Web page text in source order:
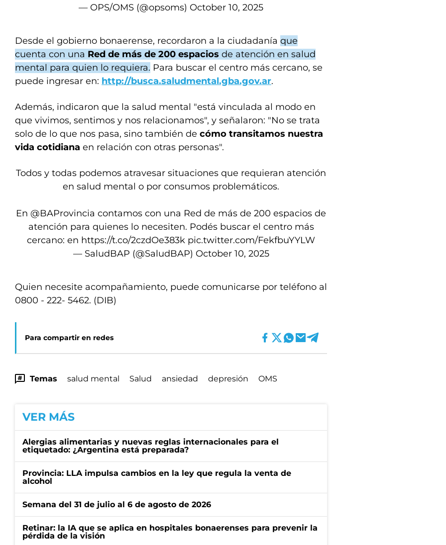
— OPS/OMS (@opsoms) October 10, 2025
Desde el gobierno bonaerense, recordaron a la ciudadanía que
cuenta con una Red de más de 200 espacios de atención en salud
mental para quien lo requiera. Para buscar el centro más cercano, se
puede ingresar en: http://busca.saludmental.gba.gov.ar.
Además, indicaron que la salud mental "está vinculada al modo en
que vivimos, sentimos y nos relacionamos", y señalaron: "No se trata
solo de lo que nos pasa, sino también de cómo transitamos nuestra
vida cotidiana en relación con otras personas".
Todos y todas podemos atravesar situaciones que requieran atención
en salud mental o por consumos problemáticos.
En @BAProvincia contamos con una Red de más de 200 espacios de
atención para quienes lo necesiten. Podés buscar el centro más
cercano: en https://t.co/2czdOe383k pic.twitter.com/FekfbuYYLW
— SaludBAP (@SaludBAP) October 10, 2025
Quien necesite acompañamiento, puede comunicarse por teléfono al
0800 - 222- 5462. (DIB)
Para compartir en redes
Temas salud mental Salud ansiedad depresión OMS
VER MÁS
Alergias alimentarias y nuevas reglas internacionales para el
etiquetado: ¿Argentina está preparada?
Provincia: LLA impulsa cambios en la ley que regula la venta de
alcohol
Semana del 31 de julio al 6 de agosto de 2026
Retinar: la IA que se aplica en hospitales bonaerenses para prevenir la
pérdida de la visión